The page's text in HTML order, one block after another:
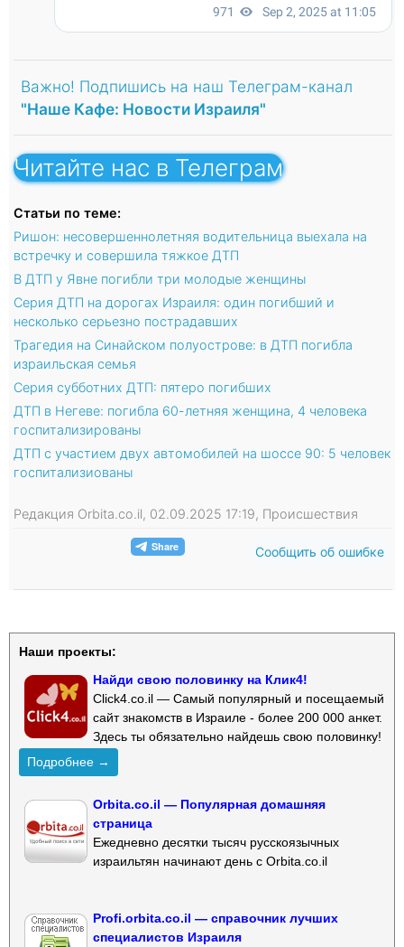
Важно! Подпишись на наш Телеграм-канал
"Наше Кафе: Новости Израиля"
Читайте нас в Телеграм
Статьи по теме:
Ришон: несовершеннолетняя водительница выехала на
встречку и совершила тяжкое ДТП
В ДТП у Явне погибли три молодые женщины
Серия ДТП на дорогах Израиля: один погибший и
несколько серьезно пострадавших
Трагедия на Синайском полуострове: в ДТП погибла
израильская семья
Серия субботних ДТП: пятеро погибших
ДТП в Негеве: погибла 60-летняя женщина, 4 человека
госпитализированы
ДТП с участием двух автомобилей на шоссе 90: 5 человек
госпитализиованы
Редакция Orbita.co.il, 02.09.2025 17:19, Происшествия
Сообщить об ошибке
Наши проекты:
Найди свою половинку на Клик4!
Click4.co.il — Самый популярный и посещаемый
сайт знакомств в Израиле - более 200 000 анкет.
Здесь ты обязательно найдешь свою половинку!
Подробнее →
Orbita.co.il — Популярная домашняя
страница
Ежедневно десятки тысяч русскоязычных
израильтян начинают день с Orbita.co.il
Profi.orbita.co.il — справочник лучших
специалистов Израиля